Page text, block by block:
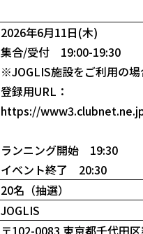
2026年6月11日(木)
集合/受付 19:00-19:30
※JOGLIS施設をご利用の場
登録用URL：
https://
ランニング開始 19:30
イベント終了 20:30
20名（抽選）
JOGLIS
〒102-0083 東京都千代田